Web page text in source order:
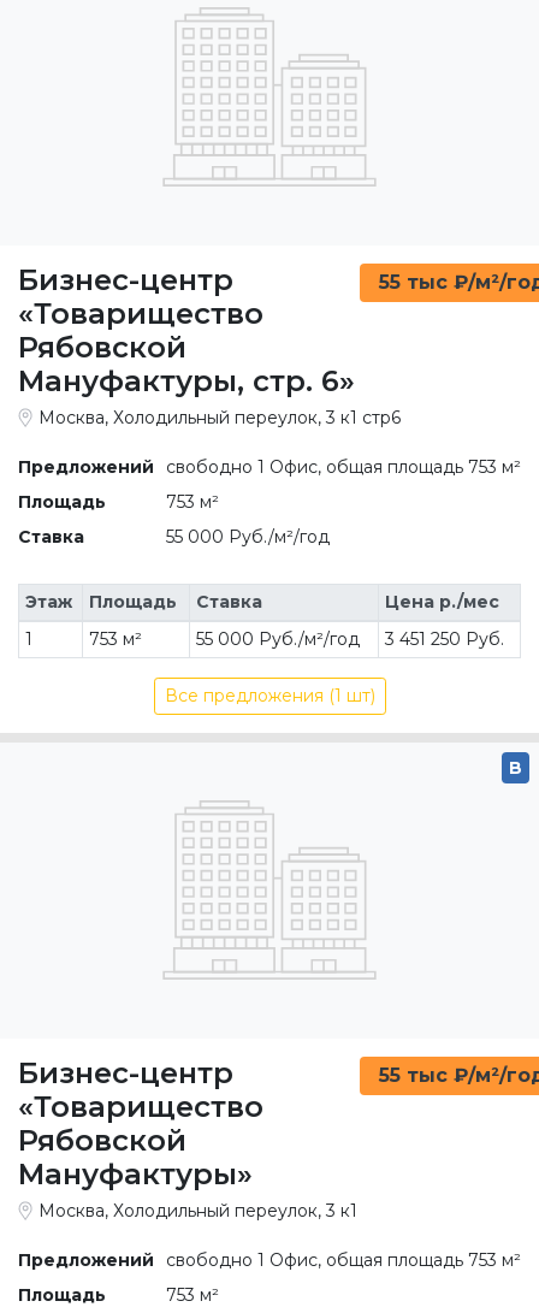
Бизнес-центр
«Товарищество
Рябовской
Мануфактуры, стр. 6»
55 тыс ₽/м²/
Москва, Холодильный переулок, 3 к1 стр6
Предложений
свободно 1 Офис, общая площадь 753 м²
Площадь
753 м²
Ставка
55 000 Руб./м²/год
Этаж Площадь Ставка
Цена р./мес
1
753 м² 55 000 Руб./м²/год 3 451 250 Руб.
Все предложения (1 шт)
B
Бизнес-центр
«Товарищество
Рябовской
Мануфактуры»
55 тыс ₽/м²/
Москва, Холодильный переулок, 3 к1
Предложений
свободно 1 Офис, общая площадь 753 м²
Площадь
753 м²